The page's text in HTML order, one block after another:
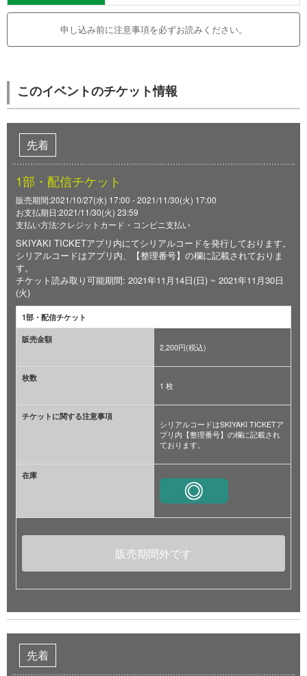
申し込み前に注意事項を必ずお読みください。
このイベントのチケット情報
先着
1部・配信チケット
販売期間:2021/10/27(水) 17:00 - 2021/11/30(火) 17:00
お支払期日:2021/11/30(火) 23:59
支払い方法:クレジットカード・コンビニ支払い
SKIYAKI TICKETアプリ内にてシリアルコードを発行しております。
シリアルコードはアプリ内、【整理番号】の欄に記載されておりま
す。
チケット読み取り可能期間: 2021年11月14日(日) ~ 2021年11月30日
(火)
1部・配信チケット
販売金額
2,200円(税込)
枚数
1 枚
チケットに関する注意事項
シリアルコードはSKIYAKI TICKETア
プリ内【整理番号】の欄に記載され
ております。
在庫
販売期間外です
先着